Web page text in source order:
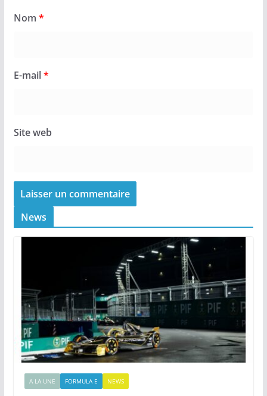
Nom *
E-mail*
Site web
News
A LA UNE FORMULA E NEWS